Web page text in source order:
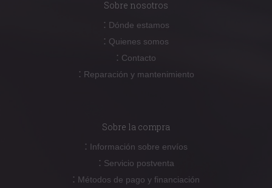
Sobre nosotros
: Dónde estamos
: Quienes somos
: Contacto
: Reparación y mantenimiento
Sobre la compra
: Información sobre envíos
: Servicio postventa
: Métodos de pago y financiación